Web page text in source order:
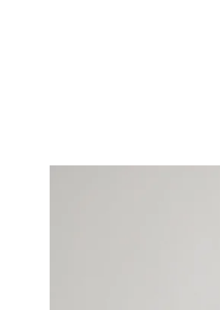
IR A LA